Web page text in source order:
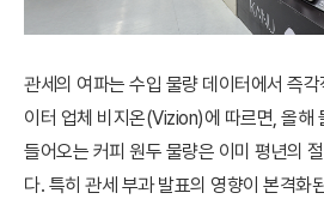
관세의 여파는 수입 물량 데이터에서 즉각
이터 업체 비지온(Vizion)에 따르면, 올해
들어오는 커피 원두 물량은 이미 평년의
다. 특히 관세 부과 발표의 영향이 본격화